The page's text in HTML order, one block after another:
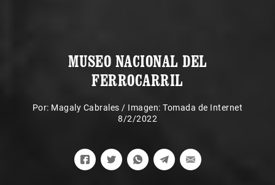
MUSEO NACIONAL DEL
FERROCARRIL
Por: Magaly Cabrales / Imagen: Tomada de Internet
8/2/2022